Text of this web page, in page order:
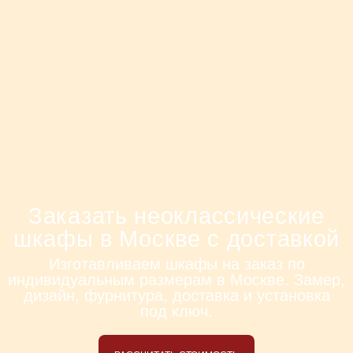
Заказать неоклассические
шкафы в Москве с доставкой
Изготавливаем шкафы на заказ по
индивидуальным размерам в Москве. Замер,
дизайн, фурнитура, доставка и установка
под ключ.